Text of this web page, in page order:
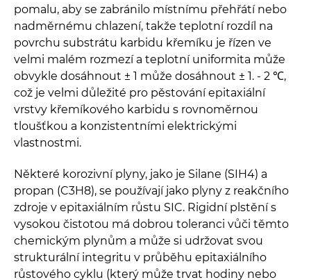
pomalu, aby se zabránilo místnímu přehřátí nebo
nadměrnému chlazení, takže teplotní rozdíl na
povrchu substrátu karbidu křemíku je řízen ve
velmi malém rozmezí a teplotní uniformita může
obvykle dosáhnout ± 1 může dosáhnout ± 1. - 2 ℃,
což je velmi důležité pro pěstování epitaxiální
vrstvy křemíkového karbidu s rovnoměrnou
tloušťkou a konzistentními elektrickými
vlastnostmi.
Některé korozivní plyny, jako je Silane (SIH4) a
propan (C3H8), se používají jako plyny z reakčního
zdroje v epitaxiálním růstu SIC. Rigidní plstění s
vysokou čistotou má dobrou toleranci vůči těmto
chemickým plynům a může si udržovat svou
strukturální integritu v průběhu epitaxiálního
růstového cyklu (který může trvat hodiny nebo